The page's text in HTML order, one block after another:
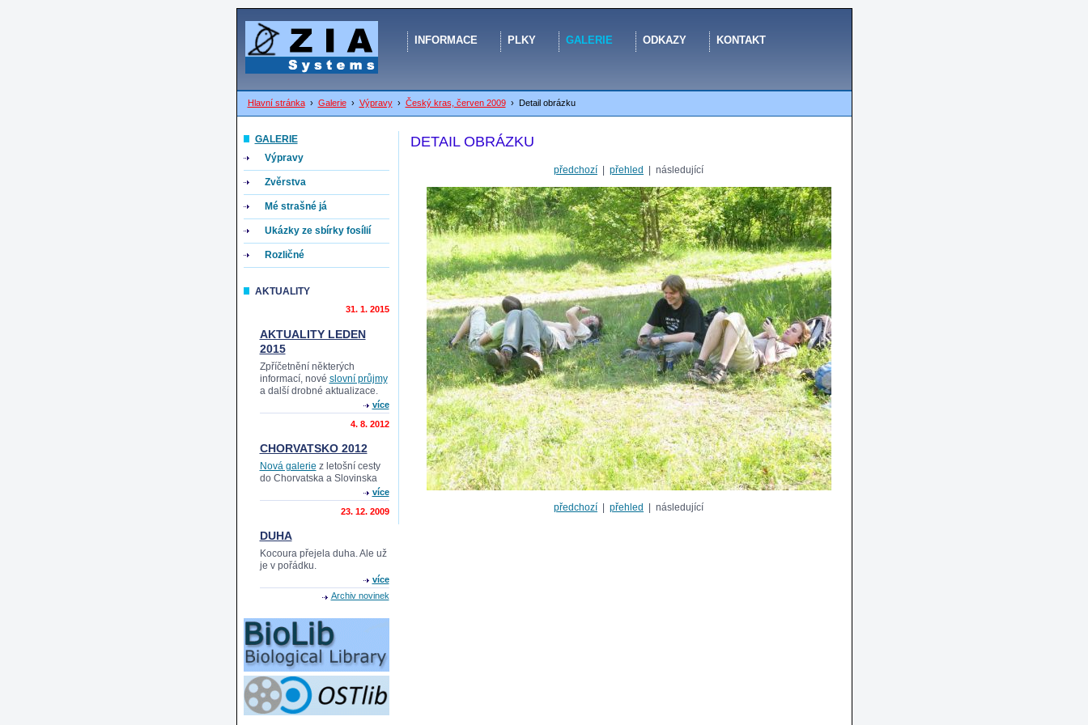
DETAIL OBRÁZKU
předchozí přehled | následující
předchozí přehled | následující
Hlavní stránka› Galerie› Výpravy› Český kras, červen 2009› Detail obrázku
INFORMACE PLKY GALERIE ODKAZY KONTAKT
GALERIE
Výpravy
Zvěrstva
Mé strašné já
Ukázky ze sbírky fosílií
Rozličné
AKTUALITY
31. 1. 2015
AKTUALITY LEDEN
2015
Zpříčetnění některých
informací, nové slovní průjmy
a další drobné aktualizace.
více
4. 8. 2012
CHORVATSKO 2012
Nová galerie z letošní cesty
do Chorvatska a Slovinska
více
23. 12. 2009
DUHA
Kocoura přejela duha. Ale už
je v pořádku.
více
Archiv novinek